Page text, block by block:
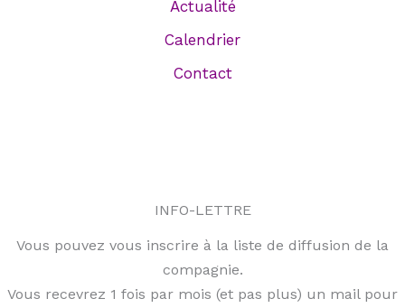
Actualité
Calendrier
Contact
INFO-LETTRE
Vous pouvez vous inscrire à la liste de diffusion de la
compagnie.
Vous recevrez 1 fois par mois (et pas plus) un mail pour